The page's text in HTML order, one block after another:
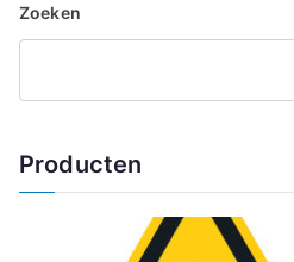
Zoeken
Producten